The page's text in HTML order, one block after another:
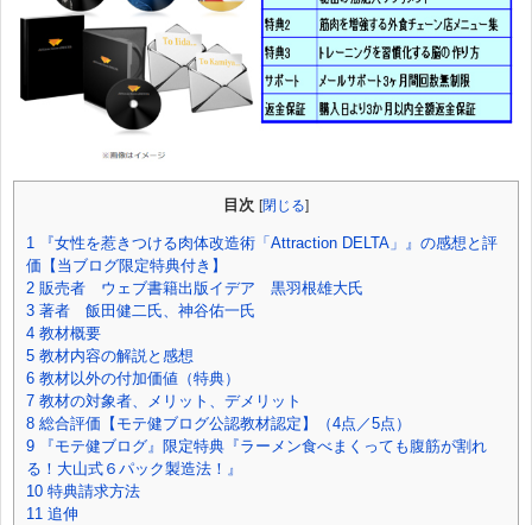
目次 [閉じる]
1
『女性を惹きつける肉体改造術「Attraction DELTA」』の感想と評
価【当ブログ限定特典付き】
2 販売者 ウェブ書籍出版イデア 黒羽根雄大氏
3 著者 飯田健二氏、神谷佑一氏
4 教材概要
5 教材内容の解説と感想
6 教材以外の付加価値（特典）
7 教材の対象者、メリット、デメリット
8 総合評価【モテ健ブログ公認教材認定】（4点／5点）
9 『モテ健ブログ』限定特典『ラーメン食べまくっても腹筋が割れ
る！大山式６パック製造法！』
10 特典請求方法
11 追伸